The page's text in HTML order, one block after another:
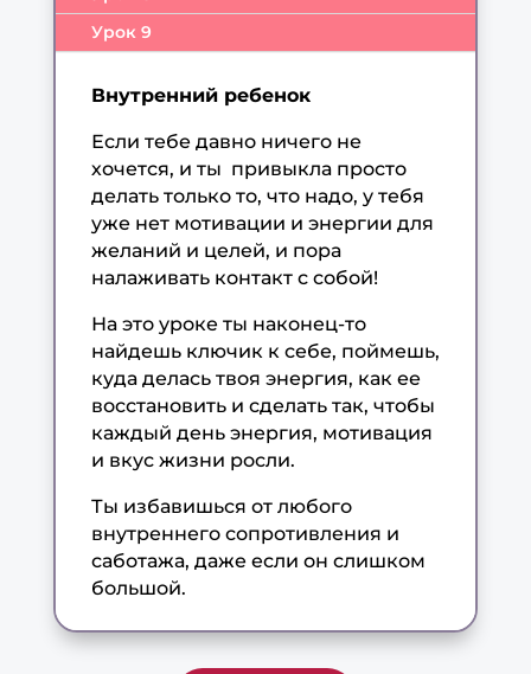
Урок 9
Внутренний ребенок
Если тебе давно ничего не
хочется, и ты привыкла просто
делать только то, что надо, у тебя
уже нет мотивации и энергии для
желаний и целей, и пора
налаживать контакт с собой!
На это уроке ты наконец-то
найдешь ключик к себе, поймешь,
куда делась твоя энергия, как ее
восстановить и сделать так, чтобы
каждый день энергия, мотивация
и вкус жизни росли.
Ты избавишься от любого
внутреннего сопротивления и
саботажа, даже если он слишком
большой.